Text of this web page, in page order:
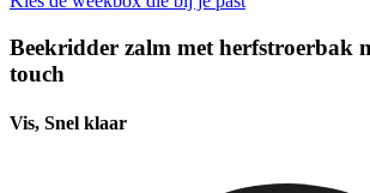
Beekridder zalm met herfstroerbak
touch
Vis, Snel klaar